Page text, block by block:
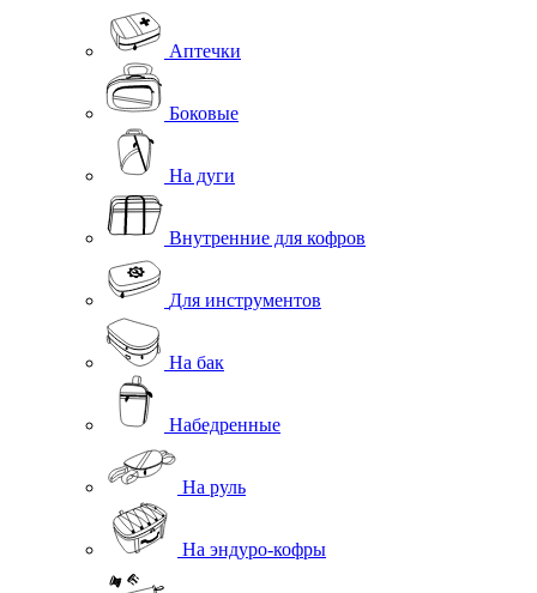
Аптечки
Боковые
На дуги
Внутренние для кофров
Для инструментов
На бак
Набедренные
На руль
На эндуро-кофры